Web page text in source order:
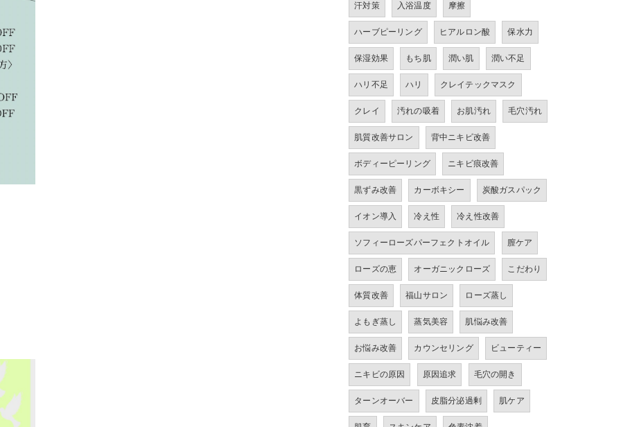
汗対策 入浴温度 摩擦
ハーブピーリング ヒアルロン酸 保水力
保湿効果 もち肌 潤い肌 潤い不足
ハリ不足 ハリ クレイテックマスク
クレイ 汚れの吸着 お肌汚れ 毛穴汚れ
肌質改善サロン 背中ニキビ改善
ボディーピーリング ニキビ痕改善
黒ずみ改善 カーボキシー 炭酸ガスパック
イオン導入 冷え性 冷え性改善
ソフィーローズパーフェクトオイル 膣ケア
ローズの恵 オーガニックローズ こだわり
体質改善 福山サロン ローズ蒸し
よもぎ蒸し 蒸気美容 肌悩み改善
お悩み改善 カウンセリング ビューティー
ニキビの原因 原因追求 毛穴の開き
ターンオーバー 皮脂分泌過剰 肌ケア